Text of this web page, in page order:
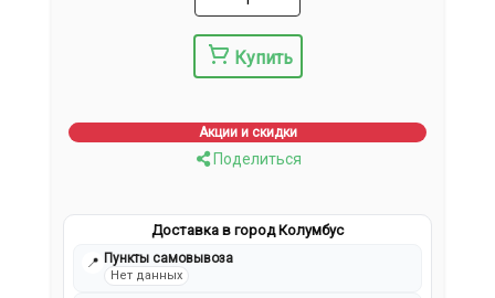
Купить
Акции и скидки
Поделиться
Доставка в город Колумбус
📍 Пункты самовывоза
Нет данных